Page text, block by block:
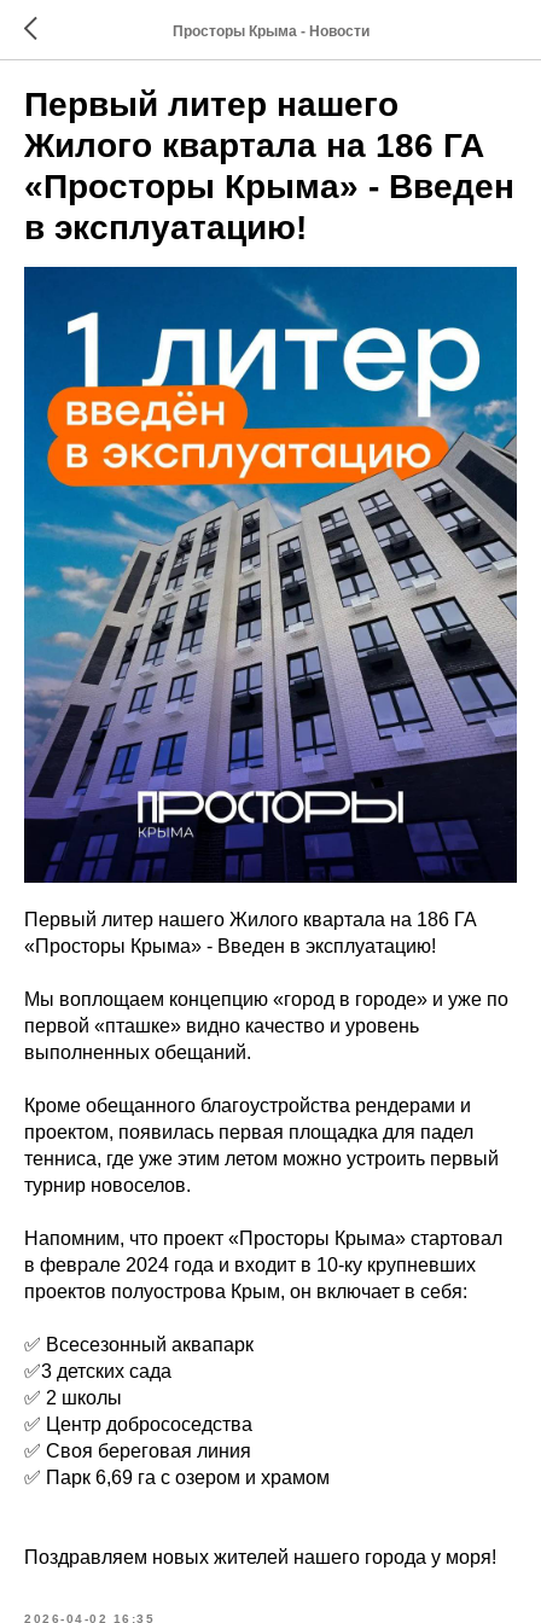
Просторы Крыма - Новости
Первый литер нашего
Жилого квартала на 186 ГА
«Просторы Крыма» - Введен
в эксплуатацию!
Первый литер нашего Жилого квартала на 186 ГА
«Просторы Крыма» - Введен в эксплуатацию!
Мы воплощаем концепцию «город в городе» и уже по
первой «пташке» видно качество и уровень
выполненных обещаний.
Кроме обещанного благоустройства рендерами и
проектом, появилась первая площадка для падел
тенниса, где уже этим летом можно устроить первый
турнир новоселов.
Напомним, что проект «Просторы Крыма» стартовал
в феврале 2024 года и входит в 10-ку крупневших
проектов полуострова Крым, он включает в себя:
✅ Всесезонный аквапарк
✅3 детских сада
✅ 2 школы
✅ Центр добрососедства
✅ Своя береговая линия
✅ Парк 6,69 га с озером и храмом
Поздравляем новых жителей нашего города у моря!
2026-04-02 16:35